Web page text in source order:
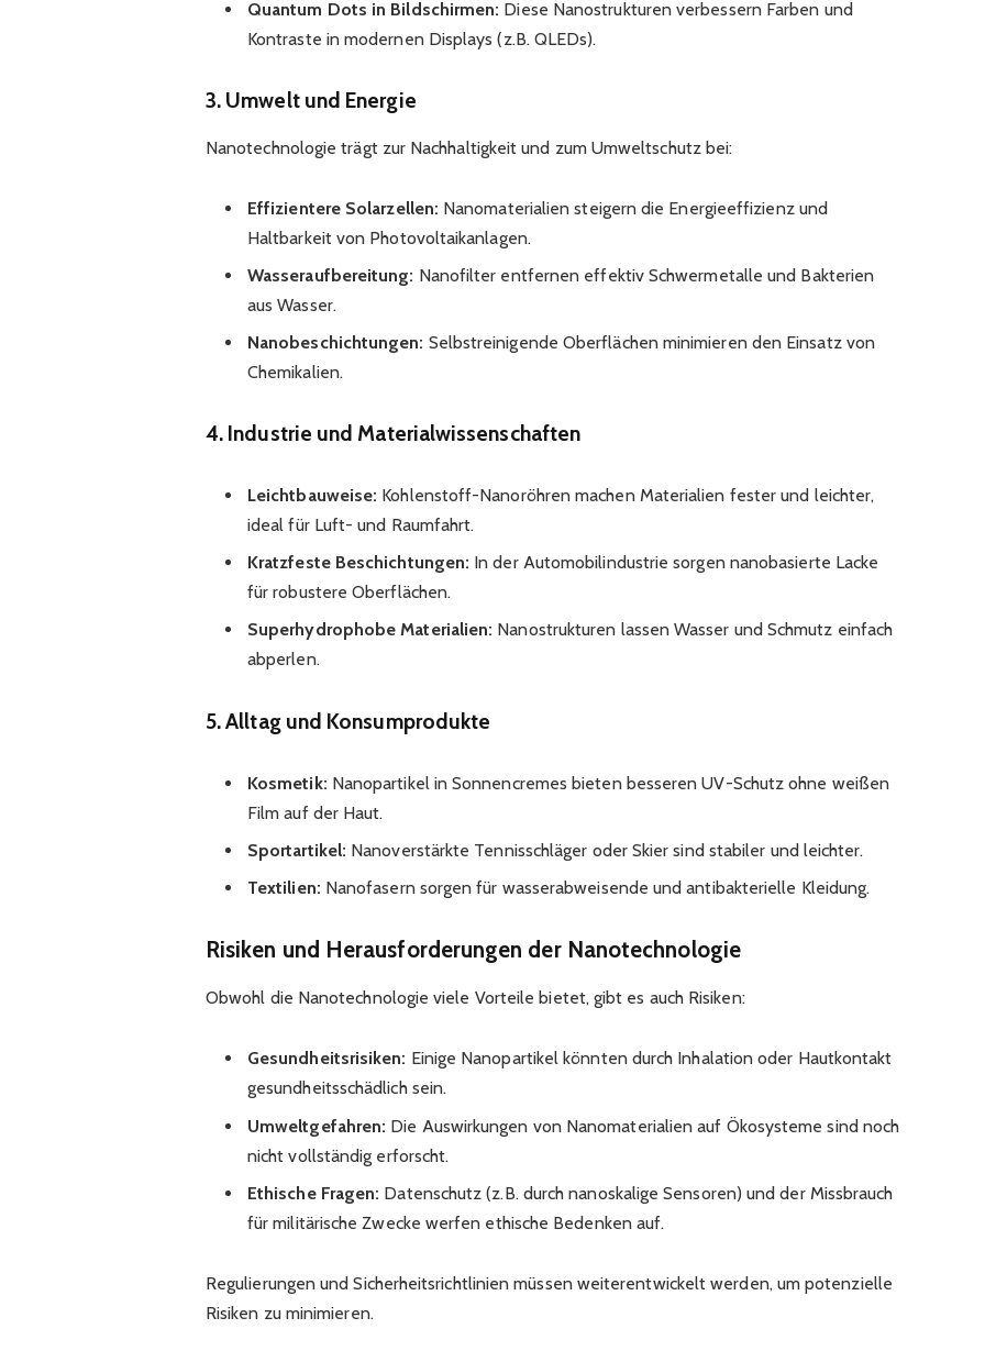
Quantum Dots in Bildschirmen: Diese Nanostrukturen verbessern Farben und
Kontraste in modernen Displays (z.B. QLEDs).
3. Umwelt und Energie
Nanotechnologie trägt zur Nachhaltigkeit und zum Umweltschutz bei:
Effizientere Solarzellen: Nanomaterialien steigern die Energieeffizienz und
Haltbarkeit von Photovoltaikanlagen.
Wasseraufbereitung: Nanofilter entfernen effektiv Schwermetalle und Bakterien
aus Wasser.
Nanobeschichtungen: Selbstreinigende Oberflächen minimieren den Einsatz von
Chemikalien.
4. Industrie und Materialwissenschaften
Leichtbauweise: Kohlenstoff-Nanoröhren machen Materialien fester und leichter,
ideal für Luft- und Raumfahrt.
Kratzfeste Beschichtungen: In der Automobilindustrie sorgen nanobasierte Lacke
für robustere Oberflächen.
Superhydrophobe Materialien: Nanostrukturen lassen Wasser und Schmutz einfach
abperlen.
5. Alltag und Konsumprodukte
Kosmetik: Nanopartikel in Sonnencremes bieten besseren UV-Schutz ohne weißen
Film auf der Haut.
Sportartikel: Nanoverstärkte Tennisschläger oder Skier sind stabiler und leichter.
Textilien: Nanofasern sorgen für wasserabweisende und antibakterielle Kleidung.
Risiken und Herausforderungen der Nanotechnologie
Obwohl die Nanotechnologie viele Vorteile bietet, gibt es auch Risiken:
Gesundheitsrisiken: Einige Nanopartikel könnten durch Inhalation oder Hautkontakt
gesundheitsschädlich sein.
Umweltgefahren: Die Auswirkungen von Nanomaterialien auf Ökosysteme sind noch
nicht vollständig erforscht.
Ethische Fragen: Datenschutz (z.B. durch nanoskalige Sensoren) und der Missbrauch
für militärische Zwecke werfen ethische Bedenken auf.
Regulierungen und Sicherheitsrichtlinien müssen weiterentwickelt werden, um potenzielle
Risiken zu minimieren.